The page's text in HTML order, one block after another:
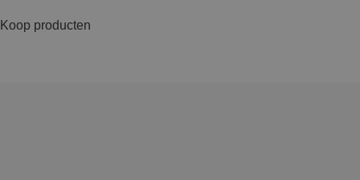
Koop producten